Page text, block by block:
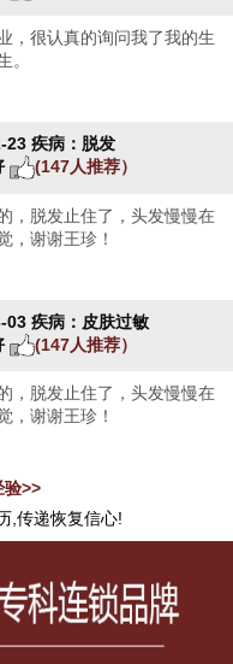
，很认真的询问我了我的生
。
23 疾病：脱发
(147人推荐）
，脱发止住了，头发慢慢在
，谢谢王珍！
03 疾病：皮肤过敏
(147人推荐）
，脱发止住了，头发慢慢在
，谢谢王珍！
验>>
,传递恢复信心!